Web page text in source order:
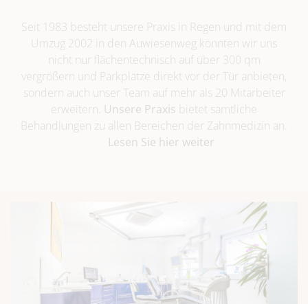
Seit 1983 besteht unsere Praxis in Regen und mit dem
Umzug 2002 in den Auwiesenweg konnten wir uns
nicht nur flächentechnisch auf über 300 qm
vergrößern und Parkplätze direkt vor der Tür anbieten,
sondern auch unser Team auf mehr als 20 Mitarbeiter
erweitern. Unsere Praxis bietet sämtliche
Behandlungen zu allen Bereichen der Zahnmedizin an.
Lesen Sie hier weiter